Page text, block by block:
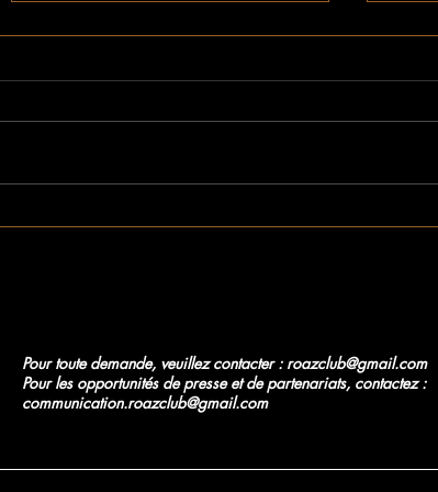
BYPASS [Nouveau format]
Pour toute demande, veuillez contacter : roazclub@gmail.com
Pour les opportunités de presse et de partenariats, contactez :
communication.roazclub@gmail.com